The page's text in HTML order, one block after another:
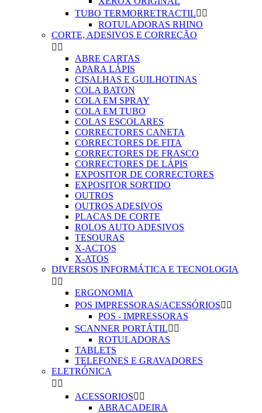
TUBO TERMORRETRACTIL 
ROTULADORAS RHINO
CORTE, ADESIVOS E CORREÇÃO
 
ABRE CARTAS
APARA LÁPIS
CISALHAS E GUILHOTINAS
COLA BATON
COLA EM SPRAY
COLA EM TUBO
COLAS ESCOLARES
CORRECTORES CANETA
CORRECTORES DE FITA
CORRECTORES DE FRASCO
CORRECTORES DE LÁPIS
EXPOSITOR DE CORRECTORES
EXPOSITOR SORTIDO
OUTROS
OUTROS ADESIVOS
PLACAS DE CORTE
ROLOS AUTO ADESIVOS
TESOURAS
X-ACTOS
X-ATOS
DIVERSOS INFORMÁTICA E TECNOLOGIA
 
ERGONOMIA
POS IMPRESSORAS/ACESSÓRIOS 
POS - IMPRESSORAS
SCANNER PORTÁTIL 
ROTULADORAS
TABLETS
TELEFONES E GRAVADORES
ELETRÓNICA
 
ACESSORIOS 
ABRACADEIRA